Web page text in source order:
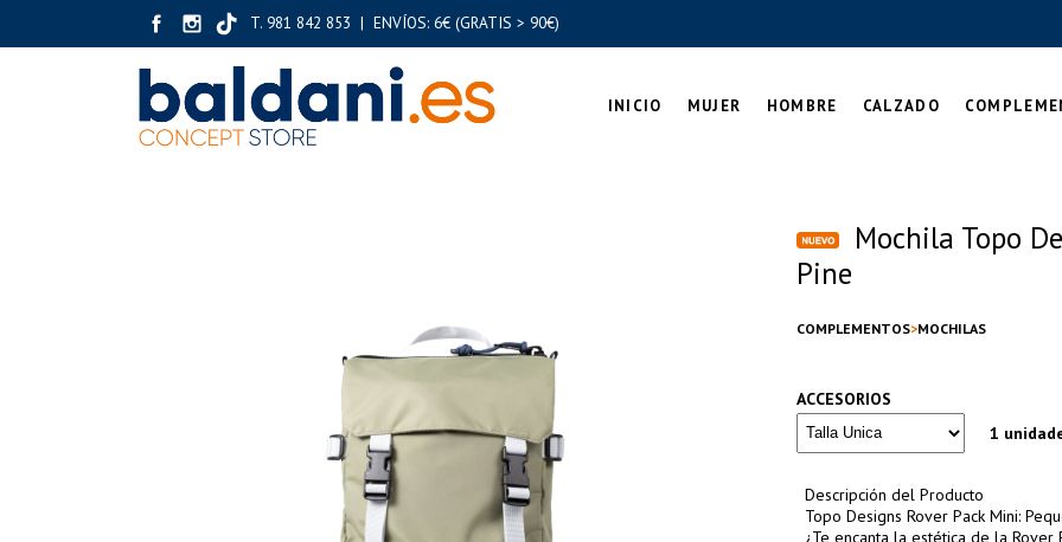
T. 981 842 853 | ENVÍOS: 6€ (GRATIS > 90€)
INICIO MUJER HOMBRE CALZADO
Mochila Topo
Pine
COMPLEMENTOS MOCHILAS
ACCESORIOS
1
Descripción del Producto
Topo Designs Rover Pack Mini:
¿Te encanta la estética de la